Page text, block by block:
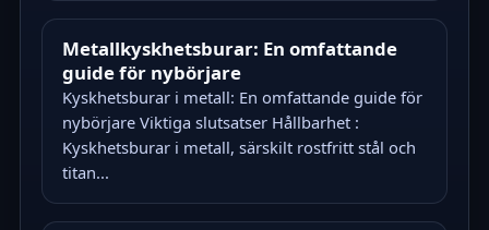
Metallkyskhetsburar: En omfattande
guide för nybörjare
Kyskhetsburar i metall: En omfattande guide för
nybörjare Viktiga slutsatser Hållbarhet :
Kyskhetsburar i metall, särskilt rostfritt stål och
titan...